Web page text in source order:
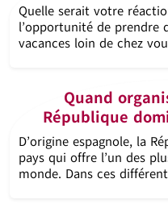
Quelle serait votre
l’opportunité de prendre
vacances loin de chez
Quand
République
D’origine espagnole, la
pays qui offre l’un des
monde. Dans ces